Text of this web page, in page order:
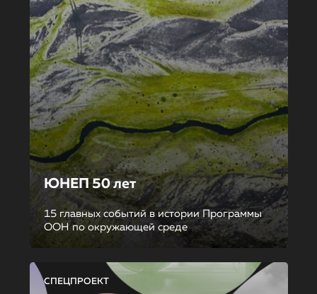
ЮНЕП 50 лет
15 главных событий в истории Программы
ООН по окружающей среде
СПЕЦПРОЕКТ